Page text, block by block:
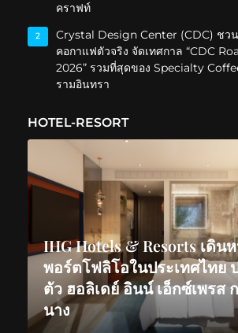
คราฟท์
2
Crystal Design Center (CDC) ชว
คอกาแฟตัวจริง จัดเทศกาล “CDC
2026” รวมที่สุดของ Specialty
รามอินทรา
HOTEL-RESORT
IHG Hotels & Resorts เดิน
พอร์ตโฟลิโอในประเทศไทย
ตัว ฮอลิเดย์ อินน์ เอ็กซ์เพรส
นาง